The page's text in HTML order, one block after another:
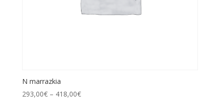
N marrazkia
293,00€– 418,00€